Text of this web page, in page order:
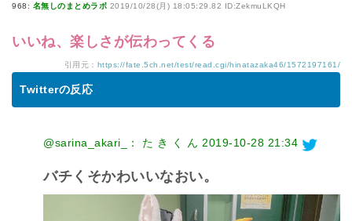
968: 名無しのまとめラボ 2019/10/28(月) 18:05:29.82 ID:ZekmuLKQH
いいね、楽しさが伝わってくる
引用元： https://fate.5ch.net/test/read.cgi/hinatazaka46/1572197161/
Twitterの反応
@sarina_akari_： た き く ん 2019-10-28 21:34
バチくそかわいいなおい。